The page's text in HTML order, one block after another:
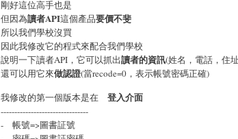
剛好這位高手也是
但因為讀者API這個產品要價不斐
所以我們學校沒買
因此我修改它的程式來配合我們學校
說明一下讀者API，它可以抓出讀者的資訊(姓名，電話，住
還可以用它來做認證(當recode=0，表示帳號密碼正確)
我修改的第一個版本是在 登入介面
--------------------------------
- 帳號=>圖書証號